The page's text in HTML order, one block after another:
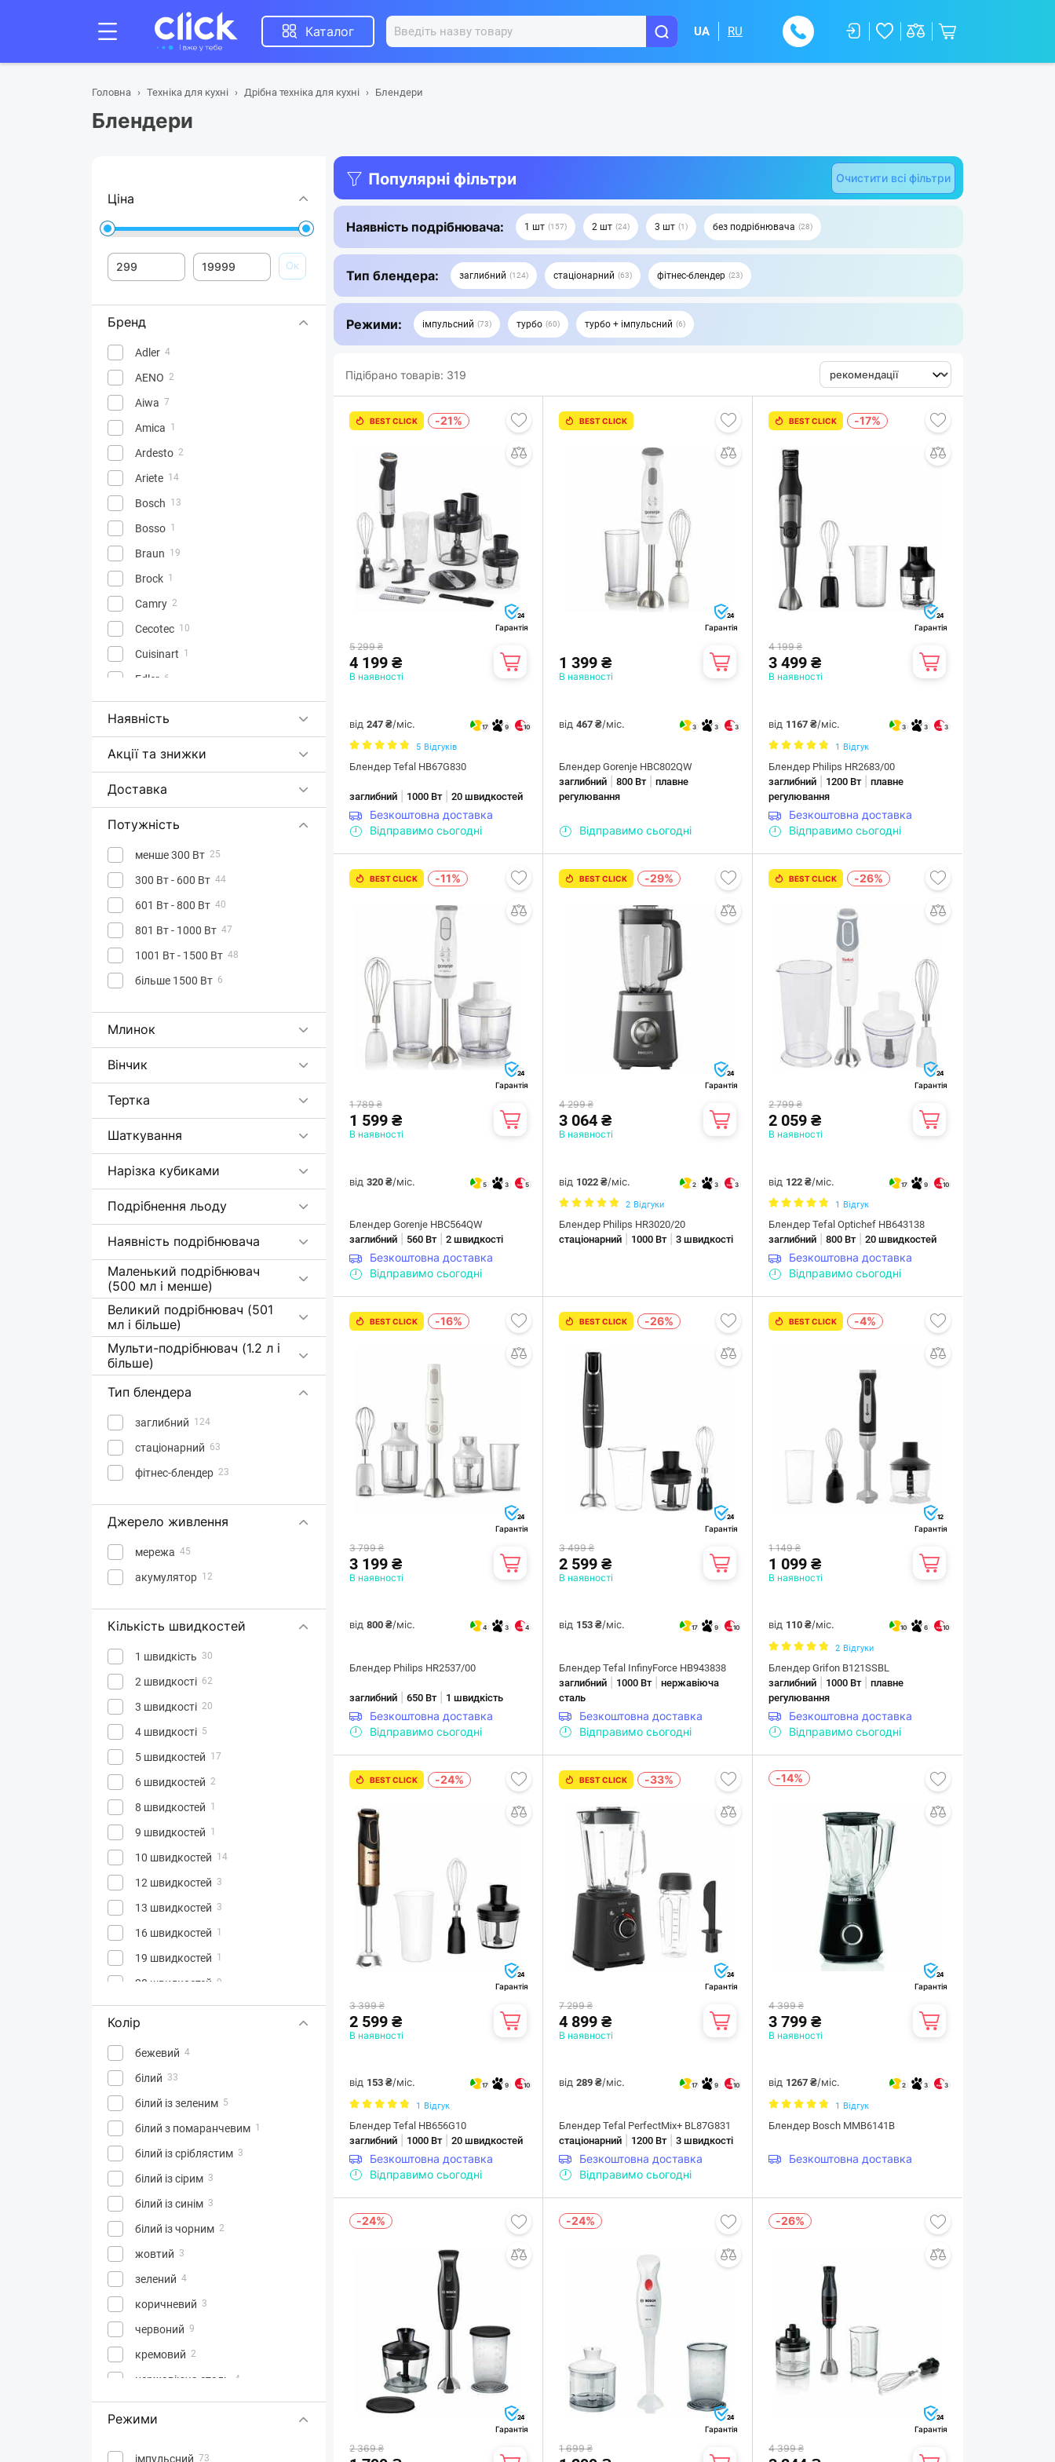
Каталог UA RU
Головна Техніка для кухні Дрібна техніка для кухні Блендери
Блендери
Ціна
Ок
Бренд
Adler 4
AENO 2
Aiwa 7
Amica 1
Ardesto 2
Ariete 14
Bosch 13
Bosso 1
Braun 19
Brock 1
Camry 2
Cecotec 10
Cuisinart 1
Edler 6
Eisen 4
Ergo 7
Gorenje
Graef 2
Grifon 2
Heinner 9
KitchenAid 25
Kyvol 2
Magio 7
Mystery 2
NoName
Panasonic
Philips
Polaris
QUIN 3
13
Russell Hobbs 12
Sencor
Severin
Tefal 29
Wilfa 4
Наявність
Акції та знижки
Доставка
Потужність
менше 300 Вт 25
300 Вт - 600 Вт 44
601 Вт - 800 Вт 40
801 Вт - 1000 Вт 47
1001 Вт - 1500 Вт 48
більше 1500 Вт 6
Млинок
Вінчик
Тертка
Шаткування
Нарізка кубиками
Подрібнення льоду
Наявність подрібнювача
Маленький подрібнювач
(500 мл і менше)
Великий подрібнювач (501
мл і більше)
Мульти-подрібнювач (1.2 л і
більше)
Тип блендера
заглибний 124
стаціонарний 63
фітнес-блендер 23
Джерело живлення
мережа 45
акумулятор 12
Кількість швидкостей
1 швидкість 30
2 швидкості 62
3 швидкості 20
4 швидкості 5
5 швидкостей 17
6 швидкостей 2
8 швидкостей 1
9 швидкостей 1
10 швидкостей 14
12 швидкостей 3
13 швидкостей 3
16 швидкостей 1
19 швидкостей 1
20 швидкостей 9
21 швидкість 1
25 швидкостей
40 швидкостей
плавне регулювання
Колір
бежевий 4
білий 33
білий із зеленим 5
білий з помаранчевим 1
білий із сріблястим 3
білий із сірим 3
білий із синім 3
білий із чорним 2
жовтий 3
зелений 4
коричневий 3
червоний 9
кремовий 2
нержавіюча сталь 4
помаранчевий 1
сірий
Режими
імпульсний 73
Популярні фільтри Очистити всі фільтри
Наявність подрібнювача: 1 шт 157 2 шт 24 3 шт 1 без подрібнювача 28
Тип блендера: заглибний 124 стаціонарний 63 фітнес-блендер 23
Режими: імпульсний 73 турбо 60 турбо + імпульсний 6
Підібрано товарів: 319
BEST CLICK -21%
24
Гарантія
5 299 ₴
4 199 ₴
В наявності
від 247 ₴/міс. 17 9 10
5 Відгуків
Блендер Tefal HB67G830
заглибний 1000 Вт| 20 швидкостей
Безкоштовна доставка
Відправимо сьогодні
BEST CLICK
24
Гарантія
1 399 ₴
В наявності
від467 ₴/міс. 3 3 3
Блендер Gorenje HBC802QW
заглибний |800 Вт|плавне
регулювання
Відправимо сьогодні
BEST CLICK -17%
24
Гарантія
4 199 ₴
3 499 ₴
В наявності
від 1167 ₴/міс. 3 3 3
1 Відгук
Блендер Philips HR2683/00
заглибний
1200 Вт|плавне
регулювання
Безкоштовна доставка
Відправимо сьогодні
BEST CLICK -11%
24
Гарантія
1 789 ₴
1 599 ₴
В наявності
від 320 ₴/міс. 5 3 5
Блендер Gorenje HBC564QW
заглибний
560 Вт| 2 швидкості
Безкоштовна доставка
Відправимо сьогодні
BEST CLICK -29%
24
Гарантія
4 299 ₴
3 064 ₴
В наявності
від 1022 ₴/міс. 2 3 3
2 Відгуки
Блендер Philips HR3020/20
стаціонарний
1000 Вт|3 швидкості
BEST CLICK -26%
24
Гарантія
2 799 ₴
2 059 ₴
В наявності
від 122 ₴/міс. 17 9 10
1 Відгук
Блендер Tefal Optichef HB643138
заглибний |800 Вт|20 швидкостей
Безкоштовна доставка
Відправимо сьогодні
BEST CLICK -16%
24
Гарантія
3 799 ₴
3 199 ₴
В наявності
від 800 ₴/міс. 4 3 4
Блендер Philips HR2537/00
заглибний 650 Вт| 1 швидкість
Безкоштовна доставка
Відправимо сьогодні
BEST CLICK -26%
24
Гарантія
3 499 ₴
2 599 ₴
В наявності
від 153 ₴/міс. 17 9 10
Блендер Tefal InfinyForce HB943838
заглибний
1000 Вт|нержавіюча
сталь
Безкоштовна доставка
Відправимо сьогодні
BEST CLICK -4%
12
Гарантія
1 149 ₴
1 099 ₴
В наявності
від 110 ₴/міс. 10 6 10
2 Відгуки
Блендер Grifon B121SSBL
заглибний
1000 Вт|плавне
регулювання
Безкоштовна доставка
Відправимо сьогодні
BEST CLICK -24%
24
Гарантія
3 399 ₴
2 599 ₴
В наявності
від 153 ₴/міс. 17 9 10
1 Відгук
Блендер Tefal HB656G10
заглибний
1000 Вт| 20 швидкостей
Безкоштовна доставка
Відправимо сьогодні
BEST CLICK -33%
24
Гарантія
7 299 ₴
4 899 ₴
В наявності
від289 ₴/міс. 17 9 10
Блендер Tefal PerfectMix+ BL87G831
стаціонарний
1200 Вт|3 швидкості
Безкоштовна доставка
Відправимо сьогодні
-14%
24
Гарантія
4 399 ₴
3 799 ₴
В наявності
від 1267 ₴/міс. 2 3 3
1 Відгук
Блендер Bosch MMB6141B
Безкоштовна доставка
-24%
24
Гарантія
2 369 ₴
-24%
24
Гарантія
1 699 ₴
-26%
24
Гарантія
4 399 ₴